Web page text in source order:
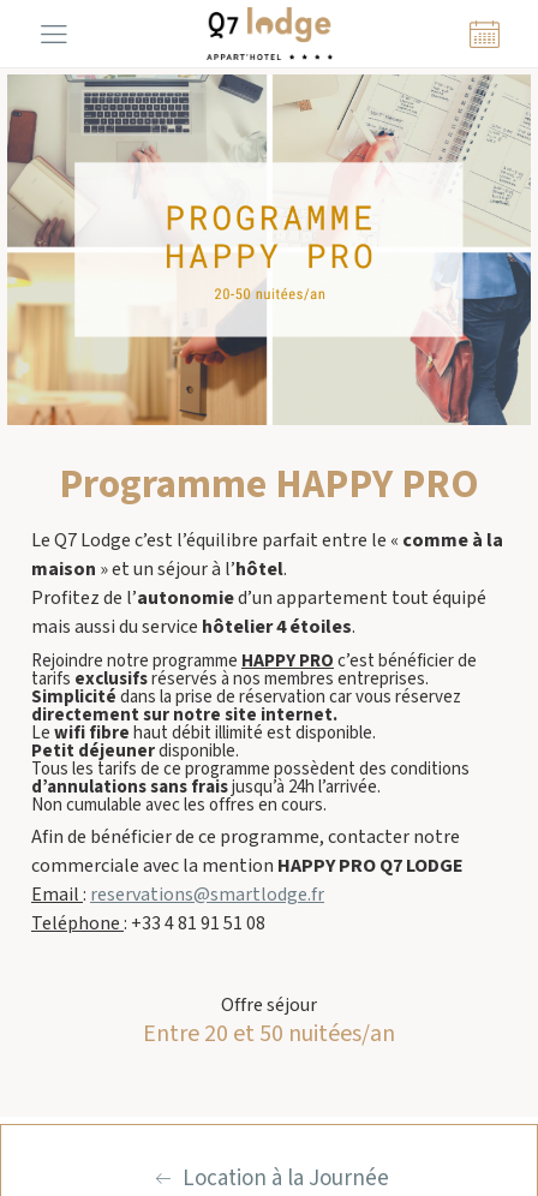
Programme HAPPY PRO
Le Q7 Lodge c’est l’équilibre parfait entre le « comme à la
maison » et un séjour à l’hôtel.
Profitez de l’autonomied’un appartement tout équipé
mais aussi du service hôtelier 4 étoiles.
Rejoindre notre programme HAPPY PRO c’est bénéficier de
tarifs exclusifsréservés à nos membres entreprises.
Simplicité dans la prise de réservation car vous réservez
directement sur notre site internet.
Le wifi fibre haut débit illimité est disponible.
Petit déjeunerdisponible.
Tous les tarifs de ce programme possèdent des conditions
d’annulations sans fraisjusqu’à 24h l’arrivée.
Non cumulable avec les offres en cours.
Afin de bénéficier de ce programme, contacter notre
commerciale avec la mention HAPPY PRO Q7 LODGE
Email:reservations@smartlodge.fr
Teléphone: +33 4 81 91 51 08
Offre séjour
Entre 20 et 50 nuitées/an
Location à la Journée
Panneau de gestion des cookies